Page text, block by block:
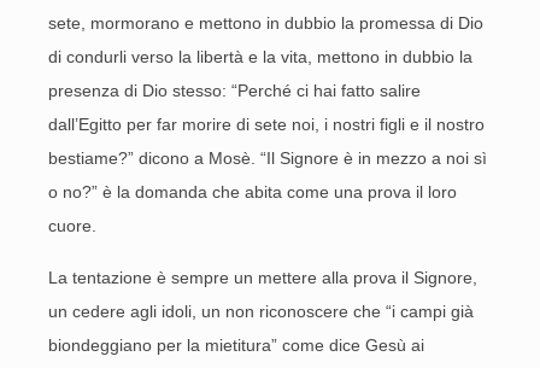
sete, mormorano e mettono in dubbio la promessa di Dio
di condurli verso la libertà e la vita, mettono in dubbio la
presenza di Dio stesso: “Perché ci hai fatto salire
dall’Egitto per far morire di sete noi, i nostri figli e il nostro
bestiame?” dicono a Mosè. “Il Signore è in mezzo a noi sì
o no?” è la domanda che abita come una prova il loro
cuore.
La tentazione è sempre un mettere alla prova il Signore,
un cedere agli idoli, un non riconoscere che “i campi già
biondeggiano per la mietitura” come dice Gesù ai